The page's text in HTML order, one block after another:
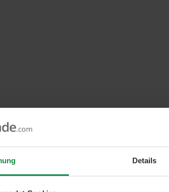
Details